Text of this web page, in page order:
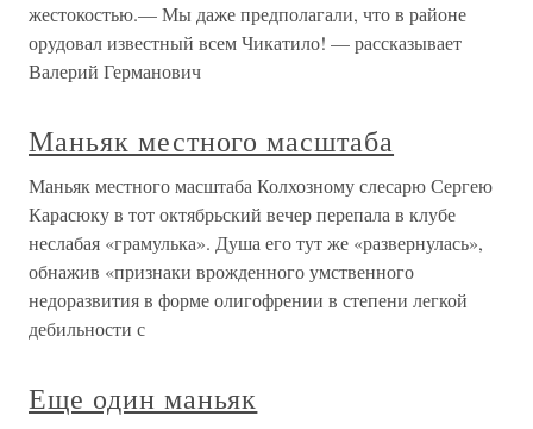
жестокостью.— Мы даже предполагали, что в районе
орудовал известный всем Чикатило! — рассказывает
Валерий Германович
Маньяк местного масштаба
Маньяк местного масштаба Колхозному слесарю Сергею
Карасюку в тот октябрьский вечер перепала в клубе
неслабая «грамулька». Душа его тут же «развернулась»,
обнажив «признаки врожденного умственного
недоразвития в форме олигофрении в степени легкой
дебильности с
Еще один маньяк